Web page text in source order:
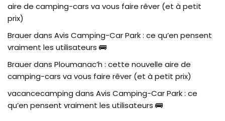
aire de camping-cars va vous faire rêver (et à petit
prix)
Brauerdans Avis Camping-Car Park : ce qu’en pensent
vraiment les utilisateurs 🚌
Brauerdans Ploumanac’h : cette nouvelle aire de
camping-cars va vous faire rêver (et à petit prix)
vacancecamping dans Avis Camping-Car Park : ce
qu’en pensent vraiment les utilisateurs 🚌